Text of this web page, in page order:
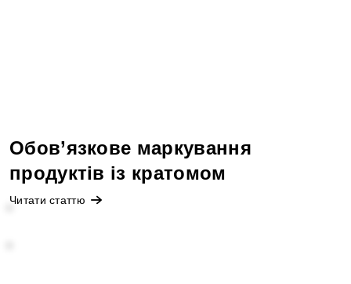
Обов’язкове маркування
продуктів із кратомом
Читати статтю